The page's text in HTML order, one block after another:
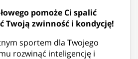
pomoże Ci spalić
Twoją zwinność i kondycję!
sportem dla Twojego
rozwinąć inteligencję i